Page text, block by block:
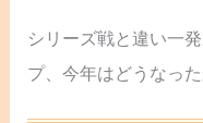
シリーズ戦と違い一
プ、今年はどうなっ